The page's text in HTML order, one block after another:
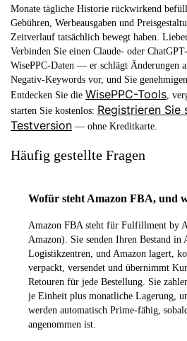
Monate tägliche Historie rückwirkend
Gebühren, Werbeausgaben und
Zeitverlauf tatsächlich bewegt haben.
Verbinden Sie einen Claude- oder
WisePPC-Daten — er schlägt Änderungen
Negativ-Keywords vor, und Sie
Entdecken Sie die WisePPC-Tools ,
starten Sie kostenlos: Registrieren
Testversion — ohne Kreditkarte.
Häufig gestellte Fragen
Wofür steht Amazon FBA, und
Amazon FBA steht für Fulfillment by
Amazon). Sie senden Ihren Bestand in
Logistikzentren, und Amazon lagert,
verpackt, versendet und übernimmt
Retouren für jede Bestellung. Sie
je Einheit plus monatliche Lagerung,
werden automatisch Prime-fähig,
angenommen ist.